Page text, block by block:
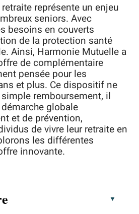
représente un enjeu
seniors. Avec
besoins en couverts
de la protection santé
Ainsi, Harmonie Mutuelle a
de complémentaire
pensée pour les
et plus. Ce dispositif ne
remboursement, il
globale
et de prévention,
de vivre leur retraite en
les différentes
innovante.